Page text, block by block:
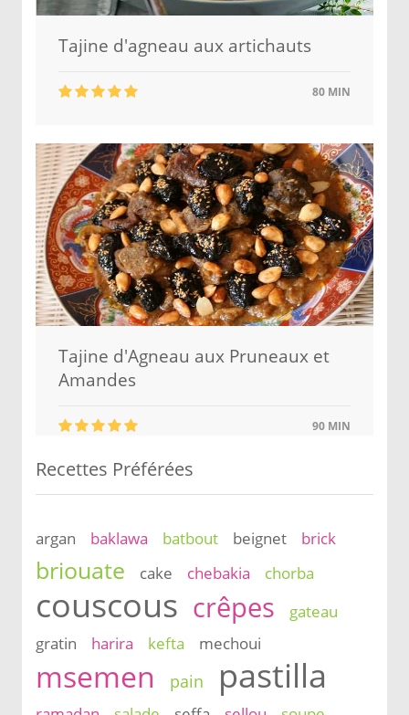
Tajine d'agneau aux artichauts
80 MIN
Tajine d'Agneau aux Pruneaux et
Amandes
90 MIN
Recettes Préférées
argan baklawa batbout beignet brick
briouate cake chebakia chorba
couscous crêpes
gateau
gratin
harira kefta mechoui
msemen pain pastilla